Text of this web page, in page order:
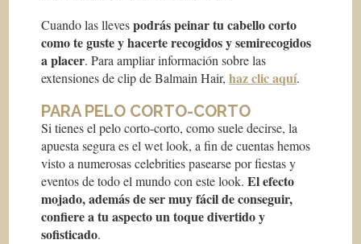
Cuando las llevespodrás peinar tu cabello corto
como te guste y hacerte recogidos y semirecogidos
a placer. Para ampliar información sobre las
extensiones de clip de Balmain Hair,haz clic aquí.
PARA PELO CORTO-CORTO
Si tienes el pelo corto-corto, como suele decirse, la
apuesta segura es elwet look, a fin de cuentas hemos
visto a numerosascelebritiespasearse por fiestas y
eventos de todo el mundo con este look.El efecto
mojado, además de ser muy fácil de conseguir,
confiere a tu aspecto un toque divertido y
sofisticado.